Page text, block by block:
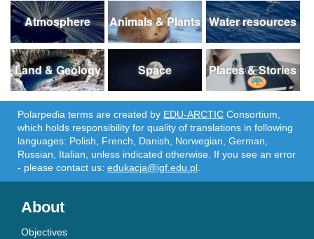
Atmosphere Animals & Plants Water resources
Land & Geology Space Places & Stories
Polarpedia terms are created by EDU-ARCTIC Consortium,
which holds responsibility for quality of translations in following
languages: Polish, French, Danish, Norwegian, German,
Russian, Italian, unless indicated otherwise. If you see an error
- please contact us: edukacja@igf.edu.pl
About
Objectives